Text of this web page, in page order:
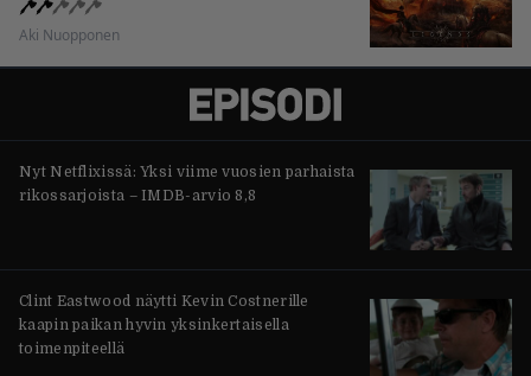
Aki Nuopponen
Nyt Netflixissä: Yksi viime vuosien parhaista
rikossarjoista – IMDB-arvio 8,8
Clint Eastwood näytti Kevin Costnerille
kaapin paikan hyvin yksinkertaisella
toimenpiteellä